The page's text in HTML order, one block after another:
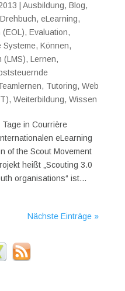
Ausbildung, Blog,
Drehbuch, eLearning,
, Evaluation,
Systeme, Können,
(LMS), Lernen,
, Tutoring, Web
, Weiterbildung, Wissen
in Courrière
eLearning
of the Scout Movement
heißt „Scouting 3.0
organisations“ ist...
Nächste Einträge »